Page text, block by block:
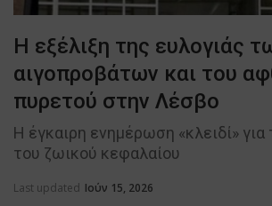
Η εξέλιξη της ευλογιάς
αιγοπροβάτων και του
πυρετού στην Λέσβο
Η έγκαιρη ενημέρωση «κλειδί»
του ζωικού κεφαλαίου
Last updated Ιούν 15, 2026